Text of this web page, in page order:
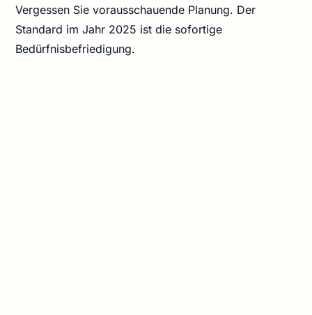
Vergessen Sie vorausschauende Planung. Der
Standard im Jahr 2025 ist die sofortige
Bedürfnisbefriedigung.